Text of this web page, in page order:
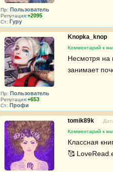
Пр: Пользователь
Репутация:+2095
Ст: Гуру
Пр: Пользователь
Репутация:+653
Ст: Профи
Knopka_knop
Комментарий к
Несмотря на
занимает
tomik89k
Комментарий к
Классная
🥰